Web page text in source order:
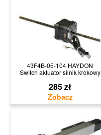
43F4B-05-104 HAYDON
Switch aktuator silnik krokowy
285 zł